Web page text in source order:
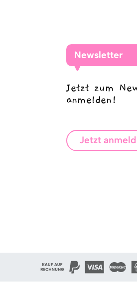
Newsletter
Jetzt zum
anmelden!
Jetzt